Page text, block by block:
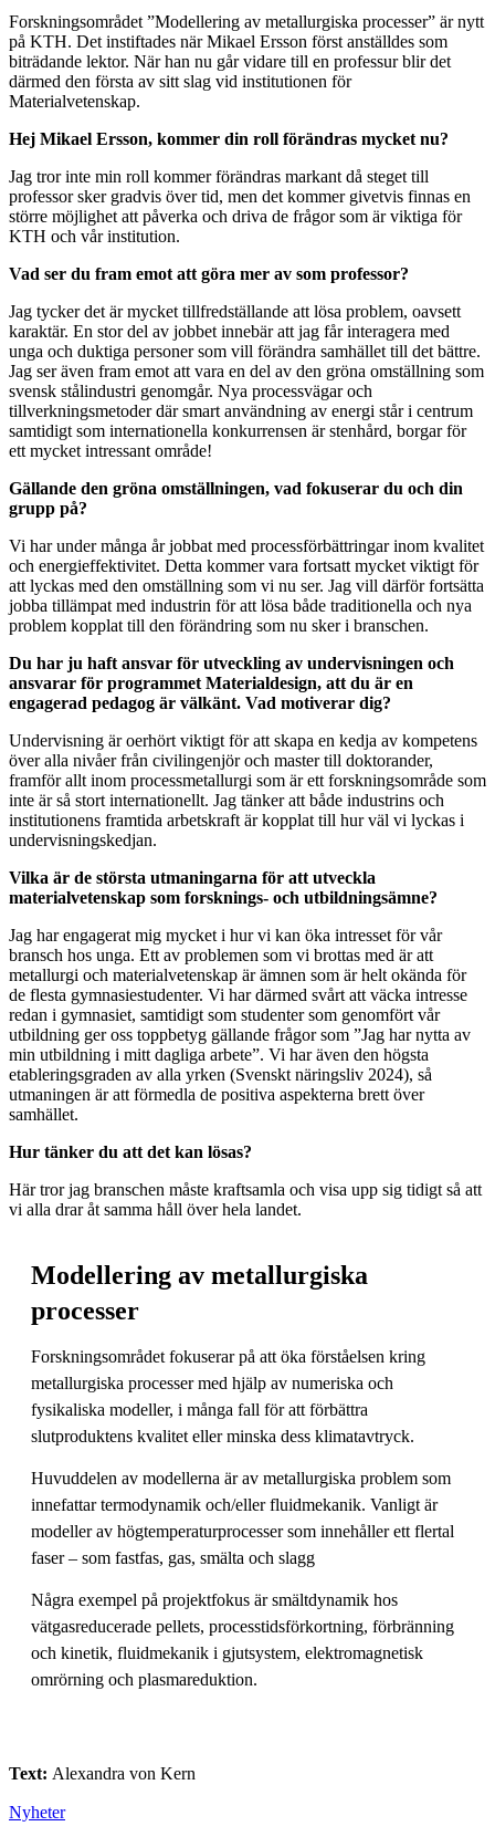
Forskningsområdet ”Modellering av metallurgiska processer” är nytt
på KTH. Det instiftades när Mikael Ersson först anställdes som
biträdande lektor. När han nu går vidare till en professur blir det
därmed den första av sitt slag vid institutionen för
Materialvetenskap.
Hej Mikael Ersson, kommer din roll förändras mycket nu?
Jag tror inte min roll kommer förändras markant då steget till
professor sker gradvis över tid, men det kommer givetvis finnas en
större möjlighet att påverka och driva de frågor som är viktiga för
KTH och vår institution.
Vad ser du fram emot att göra mer av som professor?
Jag tycker det är mycket tillfredställande att lösa problem, oavsett
karaktär. En stor del av jobbet innebär att jag får interagera med
unga och duktiga personer som vill förändra samhället till det bättre.
Jag ser även fram emot att vara en del av den gröna omställning som
svensk stålindustri genomgår. Nya processvägar och
tillverkningsmetoder där smart användning av energi står i centrum
samtidigt som internationella konkurrensen är stenhård, borgar för
ett mycket intressant område!
Gällande den gröna omställningen, vad fokuserar du och din
grupp på?
Vi har under många år jobbat med processförbättringar inom kvalitet
och energieffektivitet. Detta kommer vara fortsatt mycket viktigt för
att lyckas med den omställning som vi nu ser. Jag vill därför fortsätta
jobba tillämpat med industrin för att lösa både traditionella och nya
problem kopplat till den förändring som nu sker i branschen.
Du har ju haft ansvar för utveckling av undervisningen och
ansvarar för programmet Materialdesign, att du är en
engagerad pedagog är välkänt. Vad motiverar dig?
Undervisning är oerhört viktigt för att skapa en kedja av kompetens
över alla nivåer från civilingenjör och master till doktorander,
framför allt inom processmetallurgi som är ett forskningsområde som
inte är så stort internationellt. Jag tänker att både industrins och
institutionens framtida arbetskraft är kopplat till hur väl vi lyckas i
undervisningskedjan.
Vilka är de största utmaningarna för att utveckla
materialvetenskap som forsknings- och utbildningsämne?
Jag har engagerat mig mycket i hur vi kan öka intresset för vår
bransch hos unga. Ett av problemen som vi brottas med är att
metallurgi och materialvetenskap är ämnen som är helt okända för
de flesta gymnasiestudenter. Vi har därmed svårt att väcka intresse
redan i gymnasiet, samtidigt som studenter som genomfört vår
utbildning ger oss toppbetyg gällande frågor som ”Jag har nytta av
min utbildning i mitt dagliga arbete”. Vi har även den högsta
etableringsgraden av alla yrken (Svenskt näringsliv 2024), så
utmaningen är att förmedla de positiva aspekterna brett över
samhället.
Hur tänker du att det kan lösas?
Här tror jag branschen måste kraftsamla och visa upp sig tidigt så att
vi alla drar åt samma håll över hela landet.
Modellering av metallurgiska
processer
Forskningsområdet fokuserar på att öka förståelsen kring
metallurgiska processer med hjälp av numeriska och
fysikaliska modeller, i många fall för att förbättra
slutproduktens kvalitet eller minska dess klimatavtryck.
Huvuddelen av modellerna är av metallurgiska problem som
innefattar termodynamik och/eller fluidmekanik. Vanligt är
modeller av högtemperaturprocesser som innehåller ett flertal
faser – som fastfas, gas, smälta och slagg
Några exempel på projektfokus är smältdynamik hos
vätgasreducerade pellets, processtidsförkortning, förbränning
och kinetik, fluidmekanik i gjutsystem, elektromagnetisk
omrörning och plasmareduktion.
Text: Alexandra von Kern
Nyheter